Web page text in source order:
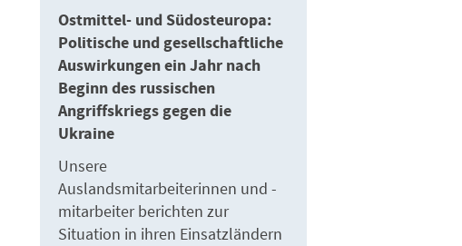
Ostmittel- und Südosteuropa:
Politische und gesellschaftliche
Auswirkungen ein Jahr nach
Beginn des russischen
Angriffskriegs gegen die
Ukraine
Unsere
Auslandsmitarbeiterinnen und -
mitarbeiter berichten zur
Situation in ihren Einsatzländern